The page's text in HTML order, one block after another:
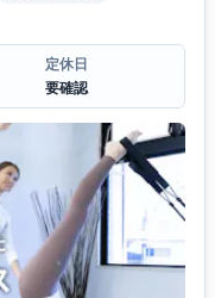
定休日
要確認